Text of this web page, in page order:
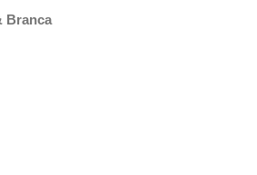
Branca